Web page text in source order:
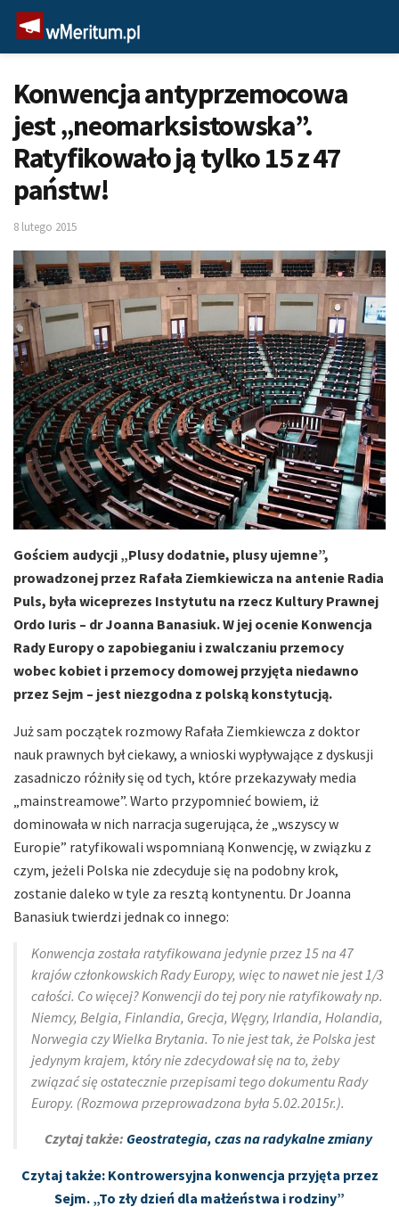
Konwencja antyprzemocowa
jest „neomarksistowska”.
Ratyfikowało ją tylko 15 z 47
państw!
8 lutego 2015
Gościem audycji „Plusy dodatnie, plusy ujemne”,
prowadzonej przez Rafała Ziemkiewicza na antenie Radia
Puls, była wiceprezes Instytutu na rzecz Kultury Prawnej
Ordo Iuris – dr Joanna Banasiuk. W jej ocenie Konwencja
Rady Europy o zapobieganiu i zwalczaniu przemocy
wobec kobiet i przemocy domowej przyjęta niedawno
przez Sejm – jest niezgodna z polską konstytucją.
Już sam początek rozmowy Rafała Ziemkiewcza z doktor
nauk prawnych był ciekawy, a wnioski wypływające z dyskusji
zasadniczo różniły się od tych, które przekazywały media
„mainstreamowe”. Warto przypomnieć bowiem, iż
dominowała w nich narracja sugerująca, że „wszyscy w
Europie” ratyfikowali wspomnianą Konwencję, w związku z
czym, jeżeli Polska nie zdecyduje się na podobny krok,
zostanie daleko w tyle za resztą kontynentu. Dr Joanna
Banasiuk twierdzi jednak co innego:
Konwencja została ratyfikowana jedynie przez 15 na 47
krajów członkowskich Rady Europy, więc to nawet nie jest 1/3
całości. Co więcej? Konwencji do tej pory nie ratyfikowały np.
Niemcy, Belgia, Finlandia, Grecja, Węgry, Irlandia, Holandia,
Norwegia czy Wielka Brytania. To nie jest tak, że Polska jest
jedynym krajem, który nie zdecydował się na to, żeby
związać się ostatecznie przepisami tego dokumentu Rady
Europy. (Rozmowa przeprowadzona była 5.02.2015r.).
Czytaj także: Geostrategia, czas na radykalne zmiany
Czytaj także: Kontrowersyjna konwencja przyjęta przez
Sejm. „To zły dzień dla małżeństwa i rodziny”